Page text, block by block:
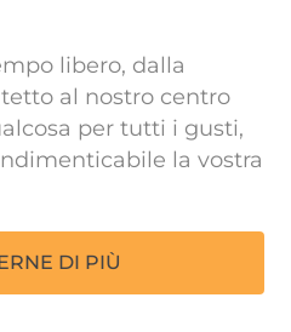
libero, dalla
al nostro centro
per tutti i gusti,
la vostra
DI PIÙ